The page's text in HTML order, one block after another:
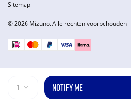
1 NOTIFY ME
© 2026 Mizuno. Alle rechten voorbehouden
Sitemap